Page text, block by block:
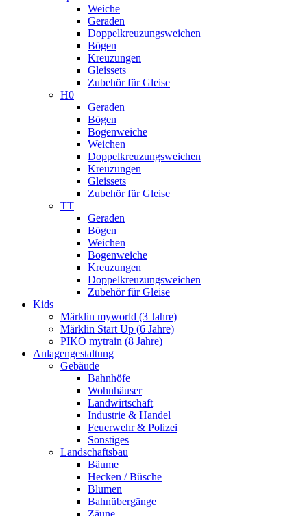
Weiche
Geraden
Doppelkreuzungsweichen
Bögen
Kreuzungen
Gleissets
Zubehör für Gleise
H0
Geraden
Bögen
Bogenweiche
Weichen
Doppelkreuzungsweichen
Kreuzungen
Gleissets
Zubehör für Gleise
TT
Geraden
Bögen
Weichen
Bogenweiche
Kreuzungen
Doppelkreuzungsweichen
Zubehör für Gleise
Kids
Märklin myworld (3 Jahre)
Märklin Start Up (6 Jahre)
PIKO mytrain (8 Jahre)
Anlagengestaltung
Gebäude
Bahnhöfe
Wohnhäuser
Landwirtschaft
Industrie & Handel
Feuerwehr & Polizei
Sonstiges
Landschaftsbau
Bäume
Hecken / Büsche
Blumen
Bahnübergänge
Zäune